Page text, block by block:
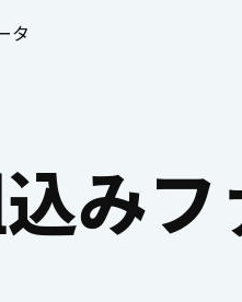
タ
みフ